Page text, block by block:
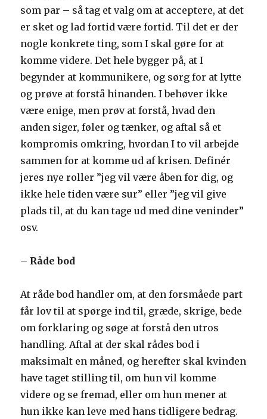
som par – så tag et valg om at acceptere, at det
er sket og lad fortid være fortid. Til det er der
nogle konkrete ting, som I skal gøre for at
komme videre. Det hele bygger på, at I
begynder at kommunikere, og sørg for at lytte
og prøve at forstå hinanden. I behøver ikke
være enige, men prøv at forstå, hvad den
anden siger, føler og tænker, og aftal så et
kompromis omkring, hvordan I to vil arbejde
sammen for at komme ud af krisen. Definér
jeres nye roller ”jeg vil være åben for dig, og
ikke hele tiden være sur” eller ”jeg vil give
plads til, at du kan tage ud med dine veninder”
osv.
– Råde bod
At råde bod handler om, at den forsmåede part
får lov til at spørge ind til, græde, skrige, bede
om forklaring og søge at forstå den utros
handling. Aftal at der skal rådes bod i
maksimalt en måned, og herefter skal kvinden
have taget stilling til, om hun vil komme
videre og se fremad, eller om hun mener at
hun ikke kan leve med hans tidligere bedrag.